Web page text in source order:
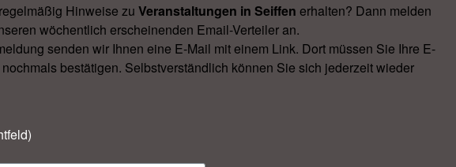
Hinweise zu Veranstal­tungen in Seiffen erhalten? Dann melden
wöchentlich erscheinenden Email-Verteiler an.
senden wir Ihnen eine E-Mail mit einem Link. Dort müssen Sie Ihre E-
bestätigen. Selbstverständlich können Sie sich jederzeit wieder